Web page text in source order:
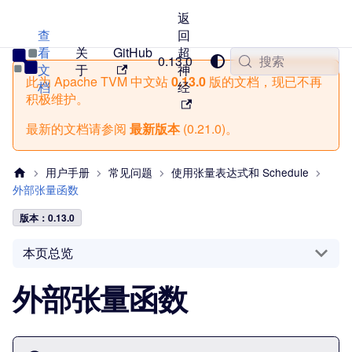
TVM 中文站
查
看
文
档
关
于
GitHub
返
回
超
神
经
0.13.0
搜索
此为 Apache TVM 中文站0.13.0 版的文档，现已不再
积极维护。
最新的文档请参阅 最新版本(0.21.0)。
用户手册 常见问题
使用张量表达式和 Schedule
外部张量函数
版本：0.13.0
本页总览
外部张量函数